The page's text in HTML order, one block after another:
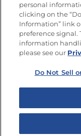
No vender
Copyright © 2026
personal
clicking on the
Information” link
preference signal.
information
please see our
Do Not Sell